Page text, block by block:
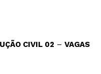
CIVIL 02 – VAGAS